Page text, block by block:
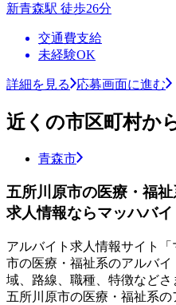
新青森駅 徒歩26分
交通費支給
未経験OK
詳細を見る 応募画面に進む
近くの市区町村か
青森市
五所川原市の医療・福
求人情報ならマッハバイ
アルバイト求人情報サイト
市の医療・福祉系のアルバ
域、路線、職種、特徴などさ
五所川原市の医療・福祉系